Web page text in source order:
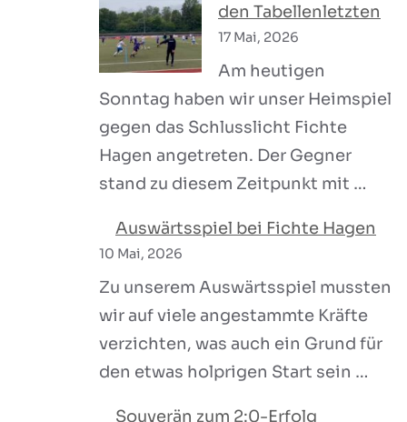
den Tabellenletzten
17 Mai, 2026
Am heutigen
Sonntag haben wir unser Heimspiel
gegen das Schlusslicht Fichte
Hagen angetreten. Der Gegner
stand zu diesem Zeitpunkt mit …
Auswärtsspiel bei Fichte Hagen
10 Mai, 2026
Zu unserem Auswärtsspiel mussten
wir auf viele angestammte Kräfte
verzichten, was auch ein Grund für
den etwas holprigen Start sein …
Souverän zum 2:0-Erfolg